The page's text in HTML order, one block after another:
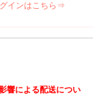
インはこちら⇒
荷業務・お問い合わせ
響による配送につい